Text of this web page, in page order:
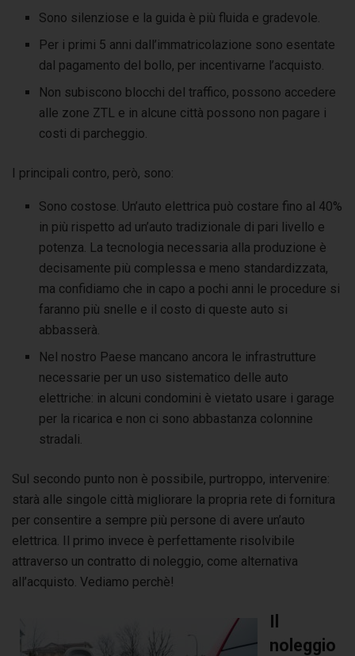
Sono silenziose e la guida è più fluida e gradevole.
Per i primi 5 anni dall’immatricolazione sono esentate
dal pagamento del bollo, per incentivarne l’acquisto.
Non subiscono blocchi del traffico, possono accedere
alle zone ZTL e in alcune città possono non pagare i
costi di parcheggio.
I principali contro, però, sono:
Sono costose. Un’auto elettrica può costare fino al 40%
in più rispetto ad un’auto tradizionale di pari livello e
potenza. La tecnologia necessaria alla produzione è
decisamente più complessa e meno standardizzata,
ma confidiamo che in capo a pochi anni le procedure si
faranno più snelle e il costo di queste auto si
abbasserà.
Nel nostro Paese mancano ancora le infrastrutture
necessarie per un uso sistematico delle auto
elettriche: in alcuni condomini è vietato usare i garage
per la ricarica e non ci sono abbastanza colonnine
stradali.
Sul secondo punto non è possibile, purtroppo, intervenire:
starà alle singole città migliorare la propria rete di fornitura
per consentire a sempre più persone di avere un’auto
elettrica. Il primo invece è perfettamente risolvibile
attraverso un contratto di noleggio, come alternativa
all’acquisto. Vediamo perchè!
Il
noleggio